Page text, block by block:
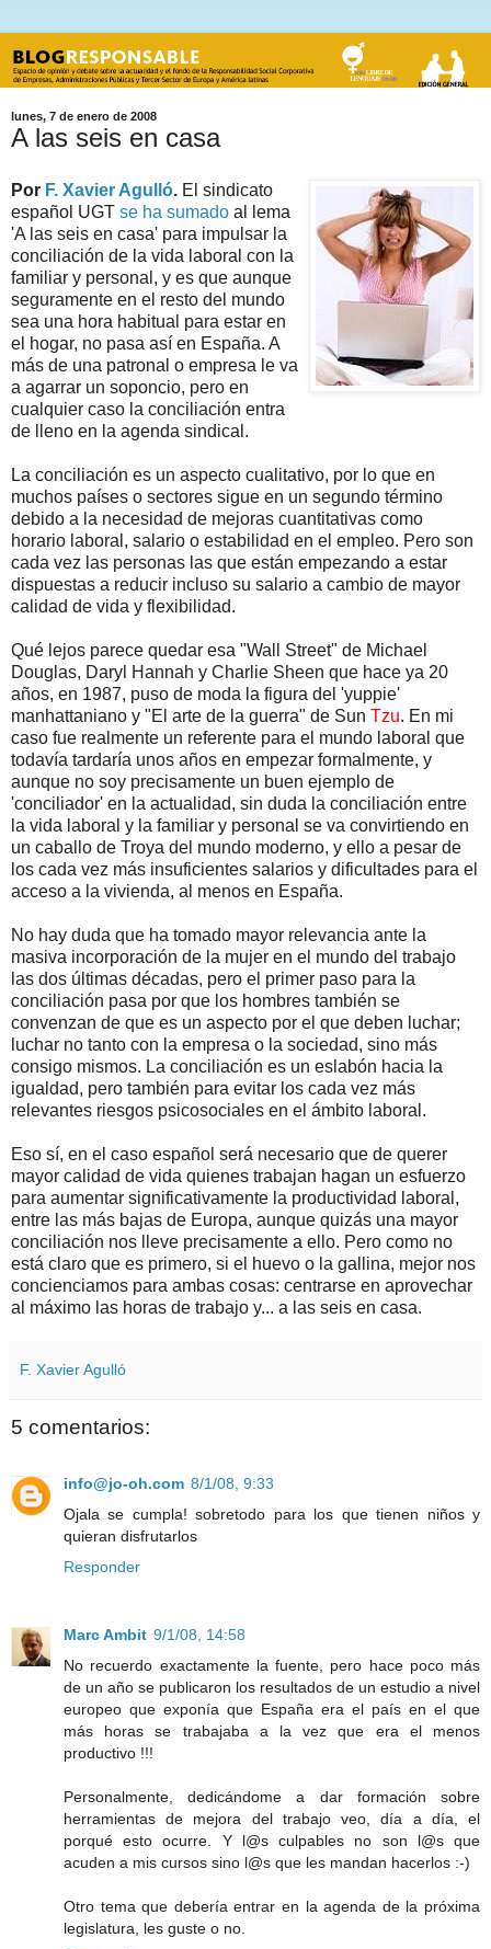
lunes, 7 de enero de 2008
A las seis en casa
Por F. Xavier Agulló. El sindicato
español UGT se ha sumado al lema
'A las seis en casa' para impulsar la
conciliación de la vida laboral con la
familiar y personal, y es que aunque
seguramente en el resto del mundo
sea una hora habitual para estar en
el hogar, no pasa así en España. A
más de una patronal o empresa le va
a agarrar un soponcio, pero en
cualquier caso la conciliación entra
de lleno en la agenda sindical.
La conciliación es un aspecto cualitativo, por lo que en
muchos países o sectores sigue en un segundo término
debido a la necesidad de mejoras cuantitativas como
horario laboral, salario o estabilidad en el empleo. Pero son
cada vez las personas las que están empezando a estar
dispuestas a reducir incluso su salario a cambio de mayor
calidad de vida y flexibilidad.
Qué lejos parece quedar esa "Wall Street" de Michael
Douglas, Daryl Hannah y Charlie Sheen que hace ya 20
años, en 1987, puso de moda la figura del 'yuppie'
manhattaniano y "El arte de la guerra" de Sun Tzu. En mi
caso fue realmente un referente para el mundo laboral que
todavía tardaría unos años en empezar formalmente, y
aunque no soy precisamente un buen ejemplo de
'conciliador' en la actualidad, sin duda la conciliación entre
la vida laboral y la familiar y personal se va convirtiendo en
un caballo de Troya del mundo moderno, y ello a pesar de
los cada vez más insuficientes salarios y dificultades para el
acceso a la vivienda, al menos en España.
No hay duda que ha tomado mayor relevancia ante la
masiva incorporación de la mujer en el mundo del trabajo
las dos últimas décadas, pero el primer paso para la
conciliación pasa por que los hombres también se
convenzan de que es un aspecto por el que deben luchar;
luchar no tanto con la empresa o la sociedad, sino más
consigo mismos. La conciliación es un eslabón hacia la
igualdad, pero también para evitar los cada vez más
relevantes riesgos psicosociales en el ámbito laboral.
Eso sí, en el caso español será necesario que de querer
mayor calidad de vida quienes trabajan hagan un esfuerzo
para aumentar significativamente la productividad laboral,
entre las más bajas de Europa, aunque quizás una mayor
conciliación nos lleve precisamente a ello. Pero como no
está claro que es primero, si el huevo o la gallina, mejor nos
concienciamos para ambas cosas: centrarse en aprovechar
al máximo las horas de trabajo y... a las seis en casa.
F. Xavier Agulló
5 comentarios:
info@jo-oh.com 8/1/08, 9:33
Ojala se cumpla! sobretodo para los que tienen niños y
quieran disfrutarlos
Responder
Marc Ambit 9/1/08, 14:58
No recuerdo exactamente la fuente, pero hace poco más
de un año se publicaron los resultados de un estudio a nivel
europeo que exponía que España era el país en el que
más horas se trabajaba a la vez que era el menos
productivo !!!
Personalmente, dedicándome a dar formación sobre
herramientas de mejora del trabajo veo, día a día, el
porqué esto ocurre. Y l@s culpables no son l@s que
acuden a mis cursos sino l@s que les mandan hacerlos :-)
Otro tema que debería entrar en la agenda de la próxima
legislatura, les guste o no.